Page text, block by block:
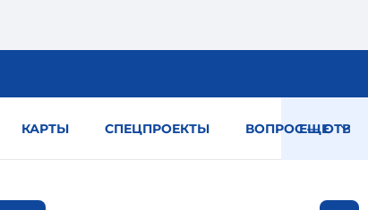
КАРТЫ СПЕЦПРОЕКТЫ ВОПРОС — ОТВЕТ
ЕЩЕ